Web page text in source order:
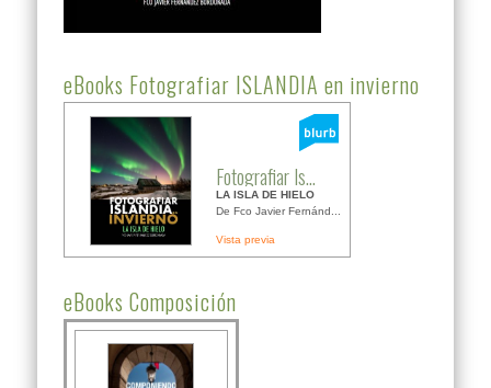
eBooks Fotografiar ISLANDIA en invierno
Fotografiar Is...
LA ISLA DE HIELO
De Fco Javier Fernánd...
Vista previa
eBooks Composición